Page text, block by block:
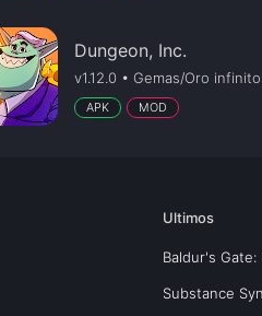
Dungeon, Inc.
v1.12.0 • Gemas/Oro
APK MOD
Ultimos
Baldur's
Substance